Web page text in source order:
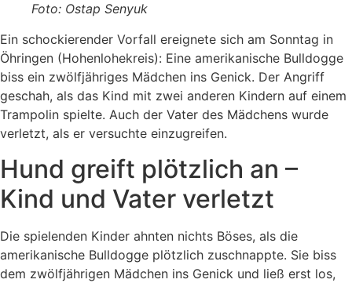
Foto: Ostap Senyuk
Ein schockierender Vorfall ereignete sich am Sonntag in
Öhringen (Hohenlohekreis): Eine amerikanische Bulldogge
biss ein zwölfjähriges Mädchen ins Genick. Der Angriff
geschah, als das Kind mit zwei anderen Kindern auf einem
Trampolin spielte. Auch der Vater des Mädchens wurde
verletzt, als er versuchte einzugreifen.
Hund greift plötzlich an –
Kind und Vater verletzt
Die spielenden Kinder ahnten nichts Böses, als die
amerikanische Bulldogge plötzlich zuschnappte. Sie biss
dem zwölfjährigen Mädchen ins Genick und ließ erst los,